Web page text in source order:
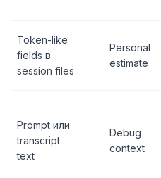
Token-like
fields в
session files
Personal
estimate
Prompt или
transcript
text
Debug
context